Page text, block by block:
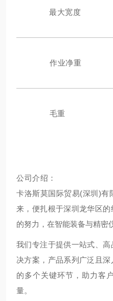
最大宽度
作业净重
毛重
公司介绍：
卡洛斯莫国际贸易(深圳)有
来，便扎根于深圳龙华区
的努力，在智能装备与精密
我们专注于提供一站式、
决方案，产品系列广泛且
的多个关键环节，助力客
量。